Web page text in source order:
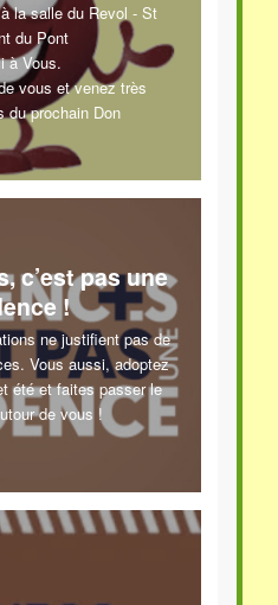
la salle du Revol - St
du Pont
à Vous.
vous et venez très
du prochain Don
c’est pas une
!
ne justifient pas de
Vous aussi, adoptez
été et faites passer le
de vous !